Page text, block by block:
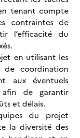
tenant compte
contraintes de
l’efficacité du
en utilisant les
coordination
aux éventuels
afin de garantir
et délais.
du projet
la diversité des